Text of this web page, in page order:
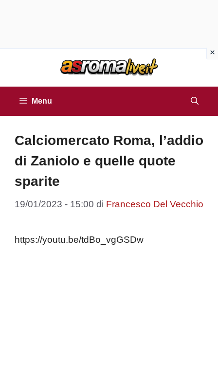
Menu
Calciomercato Roma, l’addio
di Zaniolo e quelle quote
sparite
19/01/2023 - 15:00 di Francesco Del Vecchio
https://youtu.be/tdBo_vgGSDw